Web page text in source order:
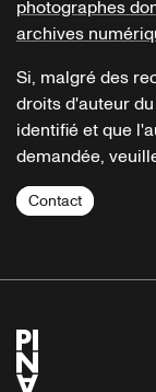
photographes
archives
Si, malgré des
droits d'auteur
identifié et que
demandée,
Contact